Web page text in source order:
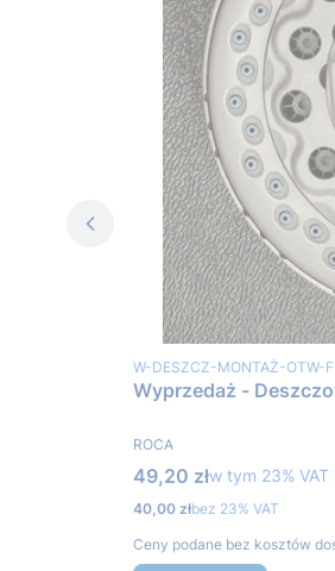
Kod produktu
W-DESZCZ-MONTAŻ-OTW-
Wyprzedaż -
PRODUCENT
ROCA
Cena brutto
49,20 złw tym %s VAT
w tym 23% VAT
Cena netto
40,00 złbez 23% VAT
Ceny podane bez kosztów